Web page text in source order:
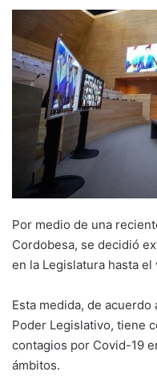
Por medio de una
Cordobesa, se decidió
en la Legislatura hasta el
Esta medida, de
Poder Legislativo, tiene
contagios por Covid-19
ámbitos.